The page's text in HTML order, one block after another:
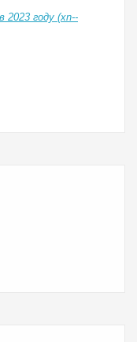
2023 году (xn--